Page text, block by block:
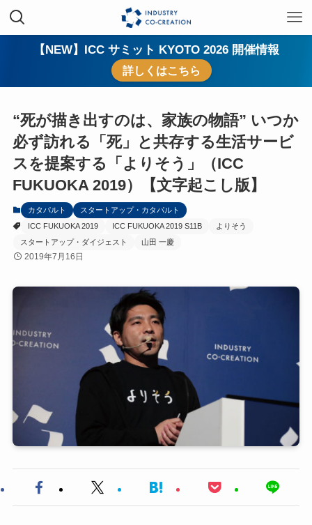
【NEW】ICC サミット KYOTO 2026 開催情報
詳しくはこちら
“死が描き出すのは、家族の物語” いつか
必ず訪れる「死」と共存する生活サービ
スを提案する「よりそう」（ICC
FUKUOKA 2019）【文字起こし版】
カタパルト
スタートアップ・カタパルト
ICC FUKUOKA 2019
ICC FUKUOKA 2019 S11B
よりそう
スタートアップ・ダイジェスト
山田 一慶
2019年7月16日